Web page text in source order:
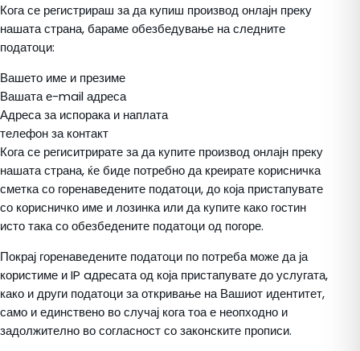
Кога се регистрираш за да купиш производ онлајн преку
нашата страна, бараме обезбедување на следните
податоци:
Вашето име и презиме
Вашата е-mail адреса
Адреса за испорака и наплата
телефон за контакт
Кога се региситрирате за да купите производ онлајн преку
нашата страна, ќе биде потребно да креирате корисничка
сметка со горенаведените податоци, до која пристапувате
со корисничко име и лозинка или да купите како гостин
исто така со обезбедените податоци од погоре.
Покрај горенаведените податоци по потреба може да ја
користиме и IP aдресата од која пристапувате до услугата,
како и други податоци за откривање на Вашиот идентитет,
само и единствено во случај кога тоа е неопходно и
задолжително во согласност со законските прописи.